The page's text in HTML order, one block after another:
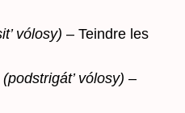
vólosy) – Teindre les
(podstrigát’ vólosy) –